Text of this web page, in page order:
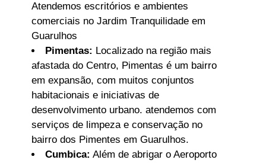
Atendemos escritórios e ambientes
comerciais no Jardim Tranquilidade em
Guarulhos
Pimentas: Localizado na região mais
afastada do Centro, Pimentas é um bairro
em expansão, com muitos conjuntos
habitacionais e iniciativas de
desenvolvimento urbano. atendemos com
serviços de limpeza e conservação no
bairro dos Pimentes em Guarulhos.
Cumbica: Além de abrigar o Aeroporto